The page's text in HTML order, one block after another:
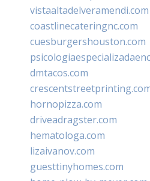
vistaaltadelveramendi.com
coastlinecateringnc.com
cuesburgershouston.com
dmtacos.com
hornopizza.com
driveadragster.com
hematologa.com
lizaivanov.com
guesttinyhomes.com